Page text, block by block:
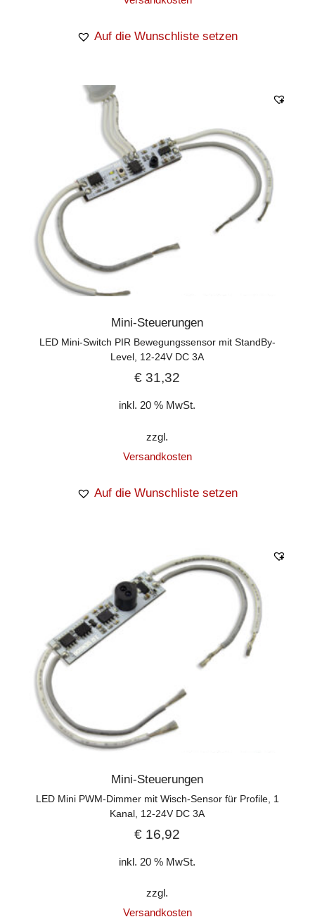
Auf die Wunschliste setzen
Mini-Steuerungen
LED Mini-Switch PIR Bewegungssensor mit StandBy-
Level, 12-24V DC 3A
€ 31,32
inkl. 20 % MwSt.
zzgl.
Versandkosten
Auf die Wunschliste setzen
Mini-Steuerungen
LED Mini PWM-Dimmer mit Wisch-Sensor für Profile, 1
Kanal, 12-24V DC 3A
€ 16,92
inkl. 20 % MwSt.
zzgl.
Versandkosten